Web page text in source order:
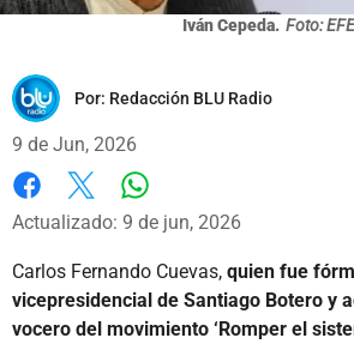
Iván Cepeda. Foto: EFE
Por: Redacción BLU Radio
9 de Jun, 2026
Facebook
X
Actualizado: 9 de jun, 2026
Carlos Fernando Cuevas, quien fue
vicepresidencial de Santiago Botero y
vocero del movimiento ‘Romper el